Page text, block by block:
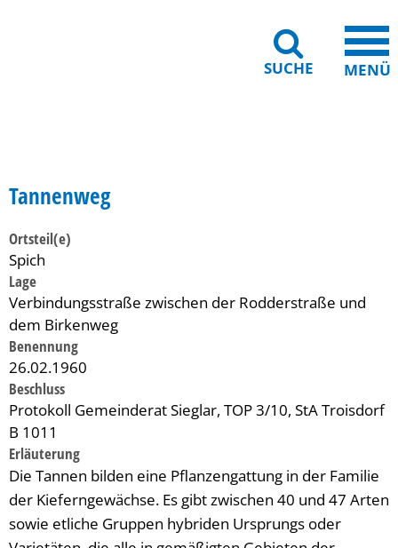
SUCHE MENÜ
Tannenweg
Ortsteil(e)
Spich
Lage
Verbindungsstraße zwischen der Rodderstraße und
dem Birkenweg
Benennung
26.02.1960
Beschluss
Protokoll Gemeinderat Sieglar, TOP 3/10, StA Troisdorf
B 1011
Erläuterung
Die Tannen bilden eine Pflanzengattung in der Familie
der Kieferngewächse. Es gibt zwischen 40 und 47 Arten
sowie etliche Gruppen hybriden Ursprungs oder